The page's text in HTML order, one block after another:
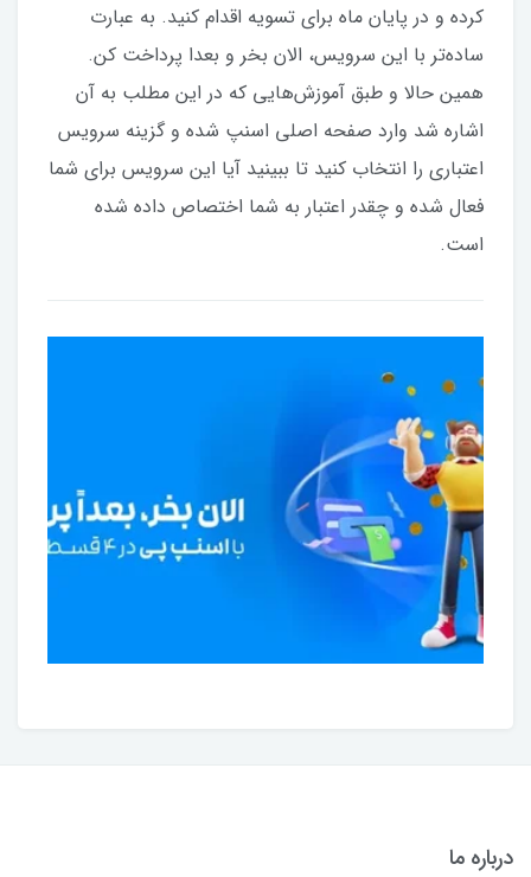
کرده و در پایان ماه برای تسویه اقدام کنید. به عبارت
ساده‌تر با این سرویس، الان بخر و بعدا پرداخت کن.
همین حالا و طبق آموزش‌هایی که در این مطلب به آن
اشاره شد وارد صفحه اصلی اسنپ شده و گزینه سرویس
اعتباری را انتخاب کنید تا ببینید آیا این سرویس برای شما
فعال شده و چقدر اعتبار به شما اختصاص داده شده
است.
درباره ما